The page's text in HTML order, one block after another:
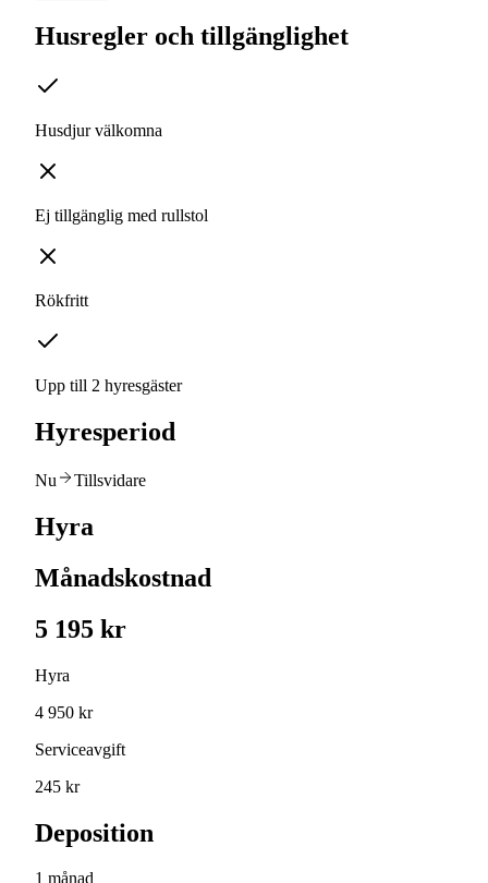
Husregler och tillgänglighet
Husdjur välkomna
Ej tillgänglig med rullstol
Rökfritt
Upp till 2 hyresgäster
Hyresperiod
Nu Tillsvidare
Hyra
Månadskostnad
5 195 kr
Hyra
4 950 kr
Serviceavgift
245 kr
Deposition
1 månad